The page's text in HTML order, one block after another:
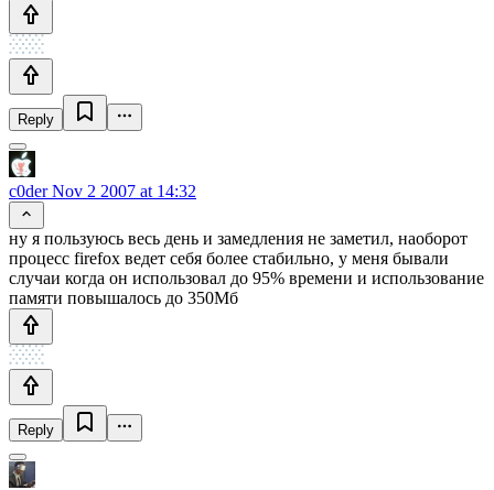
Reply
c0derNov 2 2007 at 14:32
ну я пользуюсь весь день и замедления не заметил, наоборот
процесс firefox ведет себя более стабильно, у меня бывали
случаи когда он использовал до 95% времени и использование
памяти повышалось до 350Мб
Reply